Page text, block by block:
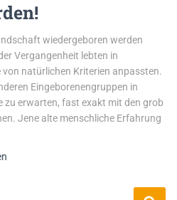
wiedergeboren werden
Vergangenheit lebten in
von natürlichen Kriterien anpassten.
Eingeborenengruppen in
zu erwarten, fast exakt mit den grob
Jene alte menschliche Erfahrung